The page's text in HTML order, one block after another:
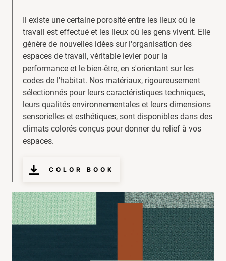
Il existe une certaine porosité entre les lieux où le
travail est effectué et les lieux où les gens vivent. Elle
génère de nouvelles idées sur l'organisation des
espaces de travail, véritable levier pour la
performance et le bien-être, en s'orientant sur les
codes de l'habitat. Nos matériaux, rigoureusement
sélectionnés pour leurs caractéristiques techniques,
leurs qualités environnementales et leurs dimensions
sensorielles et esthétiques, sont disponibles dans des
climats colorés conçus pour donner du relief à vos
espaces.
COLOR BOOK